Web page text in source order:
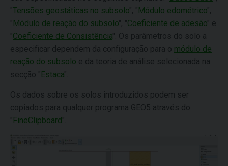
"Tensões geostáticas no subsolo", "Módulo edométrico",
"Módulo de reação do subsolo", "Coeficiente de adesão" e
"Coeficiente de Consistência". Os parâmetros do solo a
especificar dependem da configuração para o módulo de
reação do subsolo e da teoria de análise selecionada na
secção "Estaca".
Os dados sobre os solos introduzidos podem ser
copiados para qualquer programa GEO5 através do
"FineClipboard".